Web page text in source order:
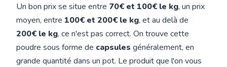
Un bon prix se situe entre 70€ et 100€ le kg, un prix
moyen, entre 100€ et 200€ le kg, et au delà de
200€ le kg, ce n'est pas correct. On trouve cette
poudre sous forme de capsulesgénéralement, en
grande quantité dans un pot. Le produit que l'on vous